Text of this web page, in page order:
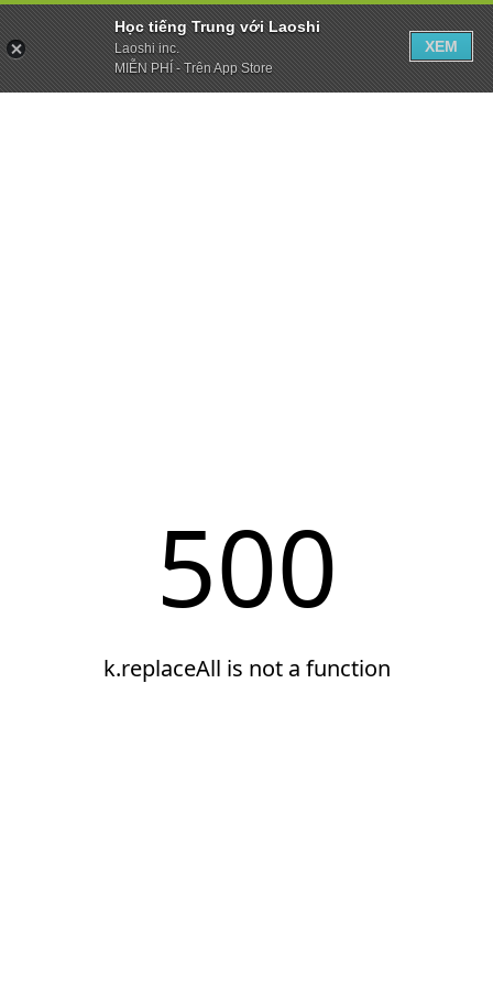
Học tiếng Trung với Laoshi
Laoshi inc.
MIỄN PHÍ - Trên App Store
XEM
500
k.replaceAll is not a function